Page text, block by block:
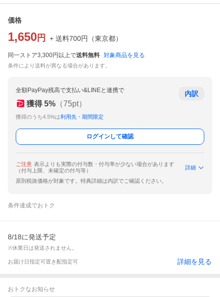
価格
1,650 円 + 送料700円 （東京都）
同一ストア3,300円以上で送料無料 対象商品を見る
条件により送料が異なる場合があります。
全額PayPay残高で支払い&LINEと連携で
獲得 5% （75pt）
獲得のうち4.5%は利用先・期間限定
内訳
ログインして確認
ご注意 表示よりも実際の付与数・付与率が少ない場合があります
（付与上限、未確定の付与等）
詳細
原則税抜価格が対象です。特典詳細は内訳でご確認ください。
条件達成でおトク
8/18に発送予定
※休業日は発送されません。
お届け日指定可置き配指定可 詳細を見る
おトクなお知らせ